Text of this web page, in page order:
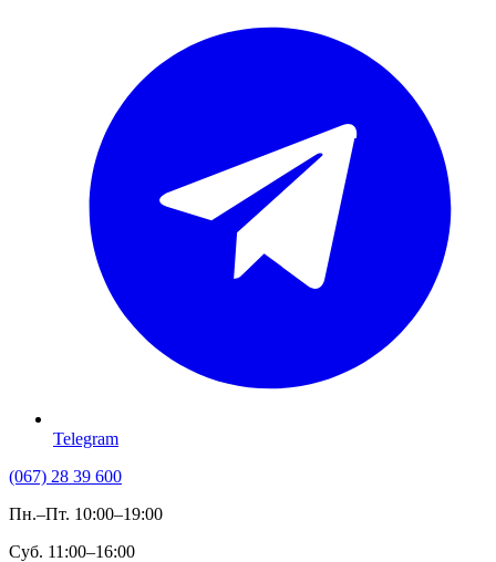
Telegram
(067) 28 39 600
Пн.–Пт. 10:00–19:00
Суб. 11:00–16:00